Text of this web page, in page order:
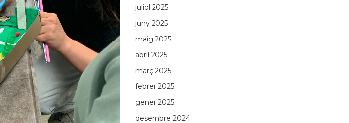
juliol 2025
juny 2025
maig 2025
abril 2025
març 2025
febrer 2025
gener 2025
desembre 2024